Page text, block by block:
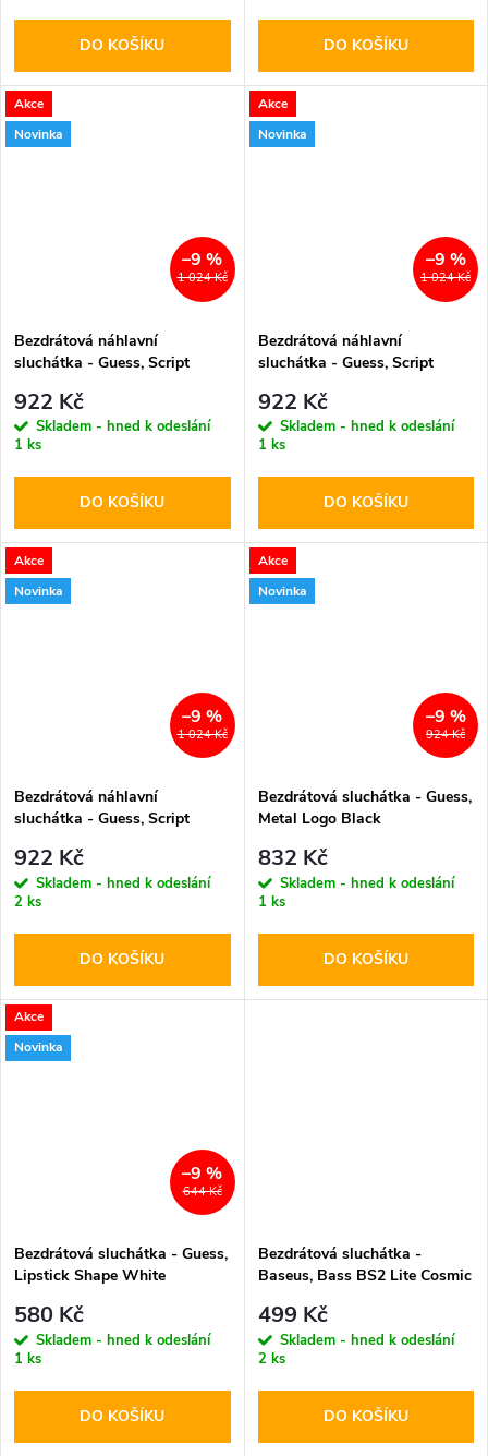
DO KOŠÍKU DO KOŠÍKU
Akce
Novinka
1 024 Kč
–9 %
Bezdrátová náhlavní
sluchátka - Guess, Script
922 Kč
Skladem - hned k odeslání
1 ks
DO KOŠÍKU
Akce
Novinka
1 024 Kč
–9 %
Bezdrátová náhlavní
sluchátka - Guess, Script
922 Kč
Skladem - hned k odeslání
1 ks
DO KOŠÍKU
Akce
Novinka
1 024 Kč
–9 %
Bezdrátová náhlavní
sluchátka - Guess, Script
922 Kč
Skladem - hned k odeslání
2 ks
DO KOŠÍKU
Akce
Novinka
924 Kč
–9 %
Bezdrátová sluchátka - Guess,
Metal Logo Black
832 Kč
Skladem - hned k odeslání
1 ks
DO KOŠÍKU
Akce
Novinka
644 Kč
–9 %
Bezdrátová sluchátka - Guess,
Lipstick Shape White
580 Kč
Skladem - hned k odeslání
1 ks
DO KOŠÍKU
Bezdrátová sluchátka -
Baseus, Bass BS2 Lite Cosmic
499 Kč
Skladem - hned k odeslání
2 ks
DO KOŠÍKU